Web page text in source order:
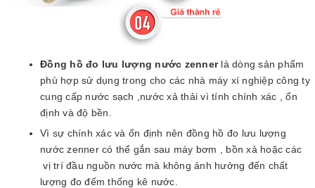
Đồng hồ đo lưu lượng nước zennerlà dòng sản phẩm
phù hợp sử dụng trong cho các nhà máy xí nghiệp công ty
cung cấp nước sạch ,nước xả thải vì tính chính xác , ổn
định và độ bền.
Vì sự chính xác và ổn định nên đồng hồ đo lưu lượng
nước zenner có thể gắn sau máy bơm , bồn xả hoặc các
vị trí đầu nguồn nước mà không ảnh hưởng đến chất
lượng đo đếm thống kê nước.